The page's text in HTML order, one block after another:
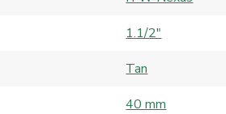
1.1/2"
Tan
40 mm